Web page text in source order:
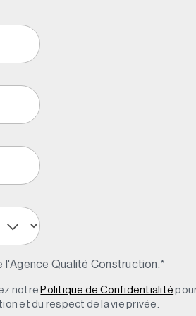
Qualité Construction. *
notre Politique de Confidentialité
et du respect de la vie privée.